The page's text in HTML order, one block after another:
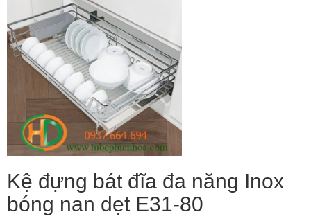
Kệ đựng bát đĩa đa năng Inox
bóng nan dẹt E31-80